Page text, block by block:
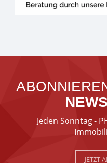
Jeden Sonntag -
JETZT